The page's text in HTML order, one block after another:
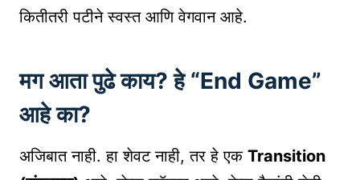
कितीतरी पटीने स्वस्त आणि वेगवान आहे.
मग आता पुढे काय? हे “End Game”
आहे का?
अजिबात नाही. हा शेवट नाही, तर हे एक Transition